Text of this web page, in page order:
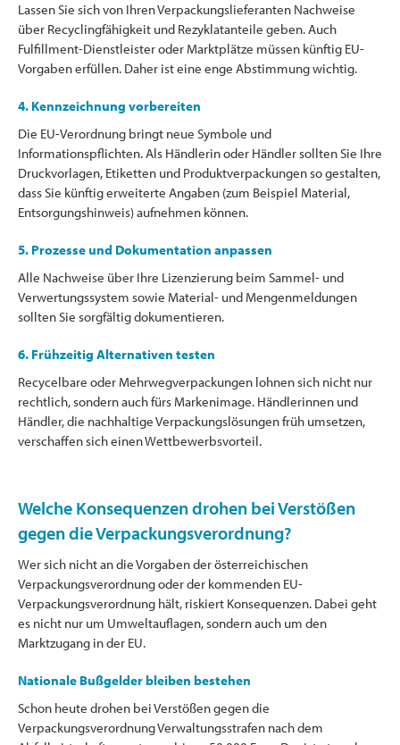
Lassen Sie sich von Ihren Verpackungslieferanten Nachweise
über Recyclingfähigkeit und Rezyklatanteile geben. Auch
Fulfillment-Dienstleister oder Marktplätze müssen künftig EU-
Vorgaben erfüllen. Daher ist eine enge Abstimmung wichtig.
4. Kennzeichnung vorbereiten
Die EU-Verordnung bringt neue Symbole und
Informationspflichten. Als Händlerin oder Händler sollten Sie Ihre
Druckvorlagen, Etiketten und Produktverpackungen so gestalten,
dass Sie künftig erweiterte Angaben (zum Beispiel Material,
Entsorgungshinweis) aufnehmen können.
5. Prozesse und Dokumentation anpassen
Alle Nachweise über Ihre Lizenzierung beim Sammel- und
Verwertungssystem sowie Material- und Mengenmeldungen
sollten Sie sorgfältig dokumentieren.
6. Frühzeitig Alternativen testen
Recycelbare oder Mehrwegverpackungen lohnen sich nicht nur
rechtlich, sondern auch fürs Markenimage. Händlerinnen und
Händler, die nachhaltige Verpackungslösungen früh umsetzen,
verschaffen sich einen Wettbewerbsvorteil.
Welche Konsequenzen drohen bei Verstößen
gegen die Verpackungsverordnung?
Wer sich nicht an die Vorgaben der österreichischen
Verpackungsverordnung oder der kommenden EU-
Verpackungsverordnung hält, riskiert Konsequenzen. Dabei geht
es nicht nur um Umweltauflagen, sondern auch um den
Marktzugang in der EU.
Nationale Bußgelder bleiben bestehen
Schon heute drohen bei Verstößen gegen die
Verpackungsverordnung Verwaltungsstrafen nach dem